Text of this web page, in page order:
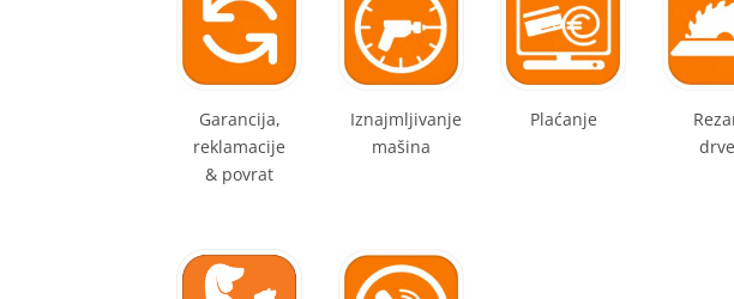
Garancija,
reklamacije
& povrat
Iznajmljivanje
mašina
Plaćanje